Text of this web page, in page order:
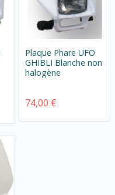
Plaque Phare UFO
GHIBLI Blanche non
halogène
74,00 €